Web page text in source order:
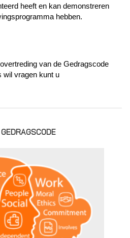
heeft en kan demonstreren
hebben.
van de Gedragscode
wil vragen kunt u